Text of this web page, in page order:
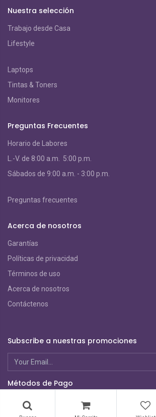
Nuestra selección
Trabajo desde Casa
Lifestyle
Laptops
Tintas & Toners
Monitores
Preguntas Frecuentes
Horario de Labores
L.-V. de 8:00 a.m. 5:00 p.m.
Sábados de 9:00 a.m. - 3:00 p.m.
Preguntas frecuentes
Acerca de nosotros
Garantías
Políticas de privacidad
Términos de uso
Acerca de nosotros
Contáctenos
Subscribe a nuestras promociones
Métodos de Pago